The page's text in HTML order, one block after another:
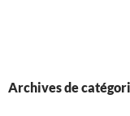
Archives de